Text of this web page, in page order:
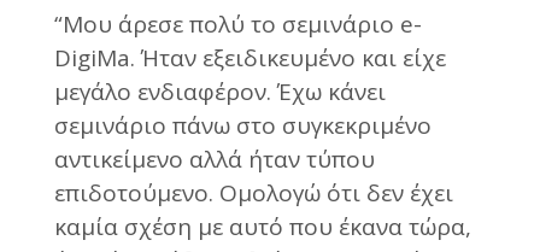
“Μου άρεσε πολύ το σεμινάριο e-
DigiMa. Ήταν εξειδικευμένο και είχε
μεγάλο ενδιαφέρον. Έχω κάνει
σεμινάριο πάνω στο συγκεκριμένο
αντικείμενο αλλά ήταν τύπου
επιδοτούμενο. Ομολογώ ότι δεν έχει
καμία σχέση με αυτό που έκανα τώρα,